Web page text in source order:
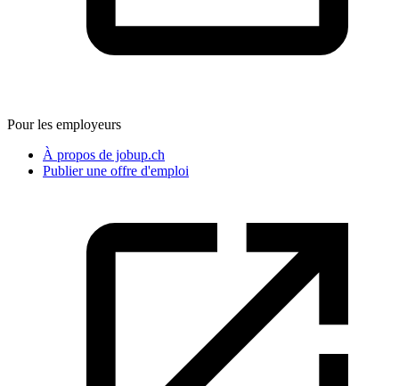
Pour les employeurs
À propos de jobup.ch
Publier une offre d'emploi